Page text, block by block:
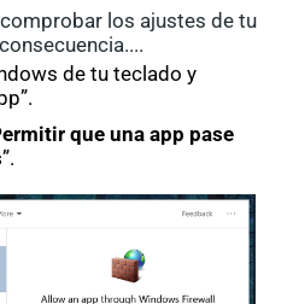
los ajustes de tu
de tu teclado y
que una app pase
”.